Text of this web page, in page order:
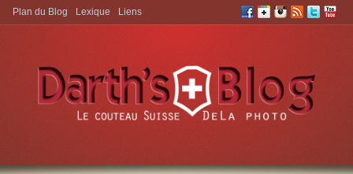
Aller à:
Plan du Blog Lexique Liens